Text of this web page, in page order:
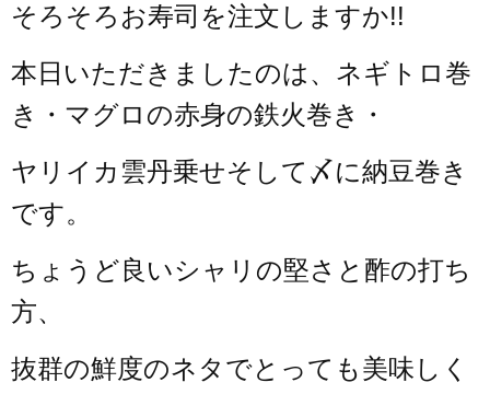
そろそろお寿司を注文しますか!!
本日いただきましたのは、ネギトロ巻
き・マグロの赤身の鉄火巻き・
ヤリイカ雲丹乗せそして〆に納豆巻き
です。
ちょうど良いシャリの堅さと酢の打ち
方、
抜群の鮮度のネタでとっても美味しく